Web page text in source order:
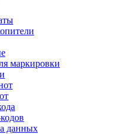
маркировки
данных